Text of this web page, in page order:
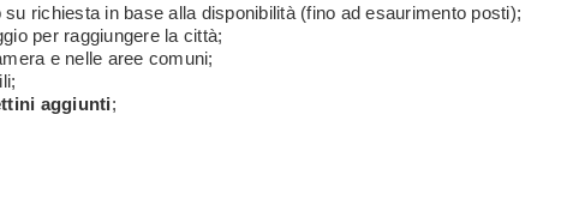
su richiesta in base alla disponibilità (fino ad esaurimento posti);
per raggiungere la città;
e nelle aree comuni;
aggiunti;